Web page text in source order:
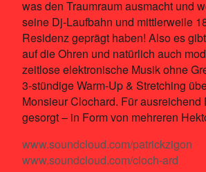
was den Traumraum ausmacht und
seine Dj-Laufbahn und mittlerweile
Residenz geprägt haben! Also es
auf die Ohren und natürlich auch
zeitlose elektronische Musik ohne
3-stündige Warm-Up & Stretching
Monsieur Clochard. Für ausreichend
gesorgt – in Form von mehreren
www.soundcloud.com/patrickzigon
www.soundcloud.com/cloch-ard